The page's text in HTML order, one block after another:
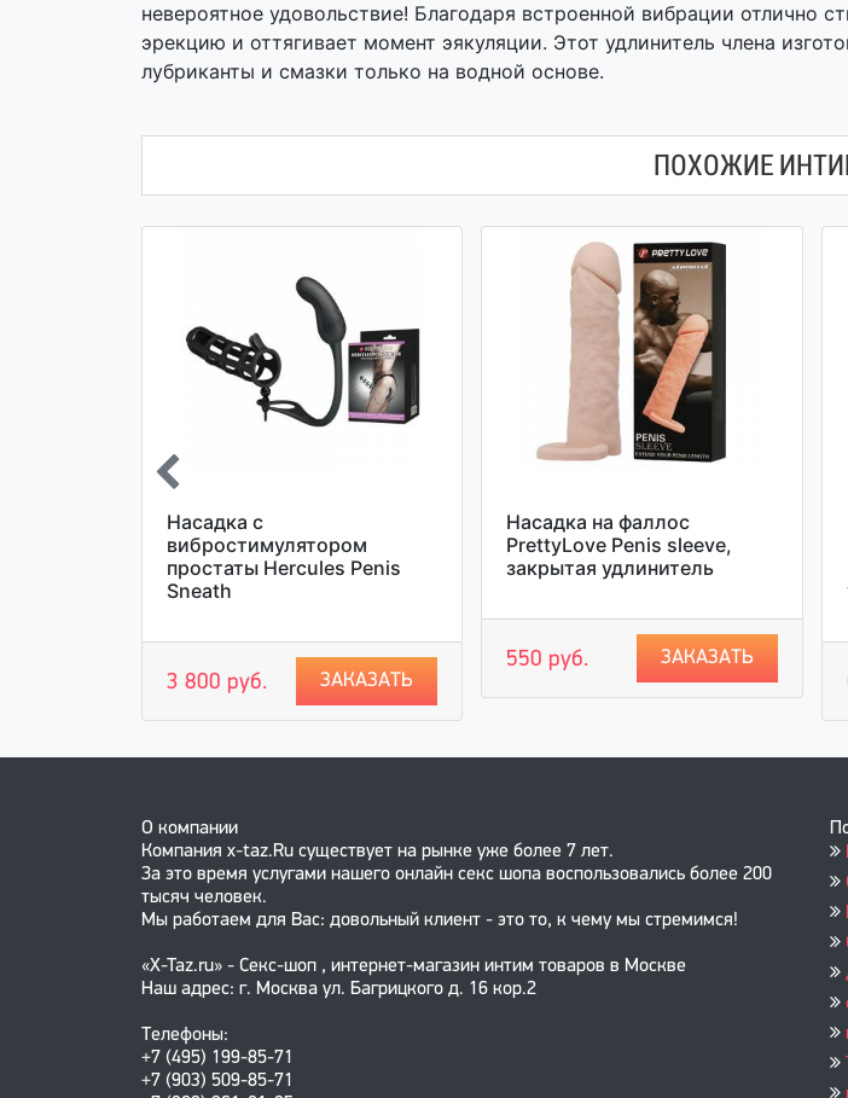
невероятное удовольствие! Благодаря встроенной вибрации
эрекцию и оттягивает момент эякуляции. Этот удлинитель члена
лубриканты и смазки только на водной основе.
ПОХОЖИЕ
Насадка с
вибростимулятором
простаты Hercules Penis
Sneath
3 800 руб. ЗАКАЗАТЬ
Насадка на фаллос
PrettyLove Penis sleeve,
закрытая удлинитель
550 руб. ЗАКАЗАТЬ
О компании
Компания x-taz.Ru существует на рынке уже более 7 лет.
За это время услугами нашего онлайн секс шопа воспользовались более 200
тысяч человек.
Мы работаем для Вас: довольный клиент - это то, к чему мы стремимся!
«X-Taz.ru» - Секс-шоп , интернет-магазин интим товаров в Москве
Наш адрес: г. Москва ул. Багрицкого д. 16 кор.2
Телефоны:
+7 (495) 199-85-71
+7 (903) 509-85-71